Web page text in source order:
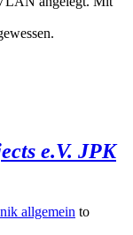
JPK
allgemein to